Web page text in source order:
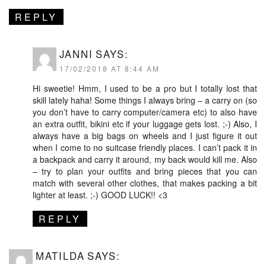
REPLY
JANNI SAYS:
17/02/2018 AT 8:44 AM
Hi sweetie! Hmm, I used to be a pro but I totally lost that
skill lately haha! Some things I always bring – a carry on (so
you don’t have to carry computer/camera etc) to also have
an extra outfit, bikini etc if your luggage gets lost. ;-) Also, I
always have a big bags on wheels and I just figure it out
when I come to no suitcase friendly places. I can’t pack it in
a backpack and carry it around, my back would kill me. Also
– try to plan your outfits and bring pieces that you can
match with several other clothes, that makes packing a bit
lighter at least. ;-) GOOD LUCK!! <3
REPLY
MATILDA SAYS: